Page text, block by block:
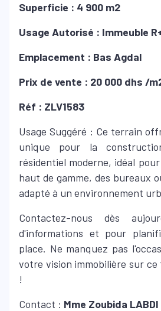
Superficie : 4 900 m2
Usage Autorisé : Immeuble
Emplacement : Bas Agdal
Prix de vente : 20 000 dhs /
Réf : ZLV1583
Usage Suggéré : Ce terrain
unique pour la
résidentiel moderne, idéal
haut de gamme, des bureaux
adapté à un environnement
Contactez-nous dès
d'informations et pour
place. Ne manquez pas
votre vision immobilière sur
!
Contact : Mme Zoubida